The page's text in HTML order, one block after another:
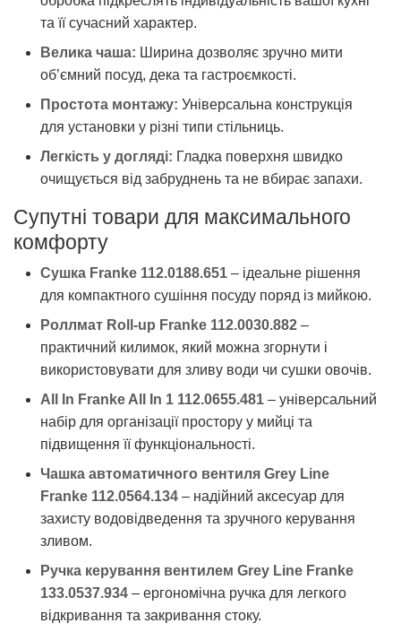
та її сучасний характер.
Велика чаша: Ширина дозволяє зручно мити
об’ємний посуд, дека та гастроємкості.
Простота монтажу: Універсальна конструкція
для установки у різні типи стільниць.
Легкість у догляді: Гладка поверхня швидко
очищується від забруднень та не вбирає запахи.
Супутні товари для максимального
комфорту
Сушка Franke 112.0188.651 – ідеальне рішення
для компактного сушіння посуду поряд із мийкою.
Роллмат Roll-up Franke 112.0030.882 –
практичний килимок, який можна згорнути і
використовувати для зливу води чи сушки овочів.
All In Franke All In 1 112.0655.481 – універсальний
набір для організації простору у мийці та
підвищення її функціональності.
Чашка автоматичного вентиля Grey Line
Franke 112.0564.134 – надійний аксесуар для
захисту водовідведення та зручного керування
зливом.
Ручка керування вентилем Grey Line Franke
133.0537.934 – ергономічна ручка для легкого
відкривання та закривання стоку.